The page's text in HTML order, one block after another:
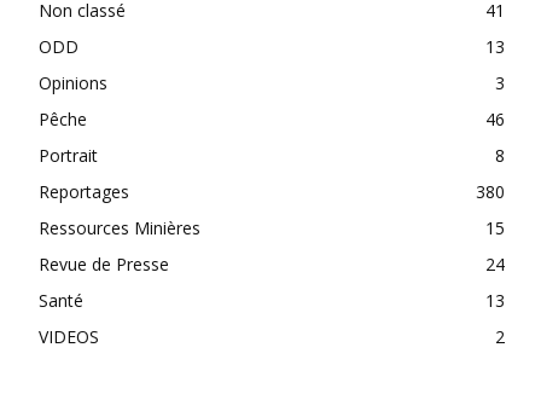
Non classé
41
ODD
13
Opinions
3
Pêche
46
Portrait
8
Reportages
380
Ressources Minières
15
Revue de Presse
24
Santé
13
VIDEOS
2